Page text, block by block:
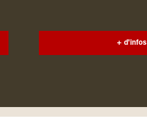
+ d'infos